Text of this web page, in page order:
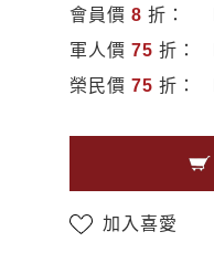
會員價 8 折：
軍人價 75 折：
榮民價 75 折：
加入喜愛